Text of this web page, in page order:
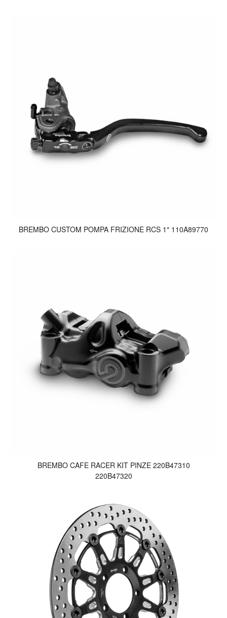
BREMBO CUSTOM POMPA FRIZIONE RCS 1″ 110A89770
BREMBO CAFE RACER KIT PINZE 220B47310
220B47320